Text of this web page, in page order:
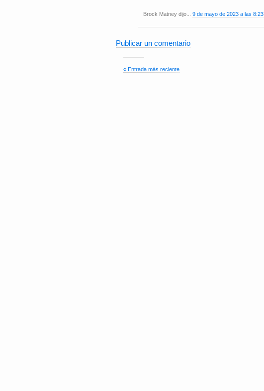
Brock Matney dijo... 9 de mayo de 2023 a las 8:23
Publicar un comentario
« Entrada más reciente